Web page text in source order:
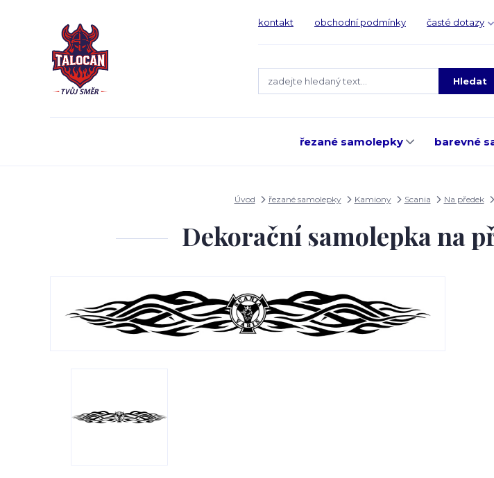
kontakt obchodní podmínky časté dotazy
Hledat
řezané samolepky barevné
Úvod řezané samolepky Kamiony Scania Na předek
Dekorační samolepka na